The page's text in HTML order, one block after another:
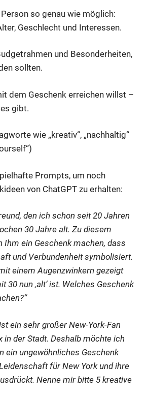
so genau wie möglich:
Geschlecht und Interessen.
und Besonderheiten,
sollten.
dem Geschenk erreichen willst –
gibt.
wie „kreativ“, „nachhaltig“
Prompts, um noch
von ChatGPT zu erhalten:
den ich schon seit 20 Jahren
30 Jahre alt. Zu diesem
Ihm ein Geschenk machen, dass
und Verbundenheit symbolisiert.
einem Augenzwinkern gezeigt
30 nun ‚alt‘ ist. Welches Geschenk
ein sehr großer New-York-Fan
in der Stadt. Deshalb möchte ich
ein ungewöhnliches Geschenk
für New York und ihre
Nenne mir bitte 5 kreative